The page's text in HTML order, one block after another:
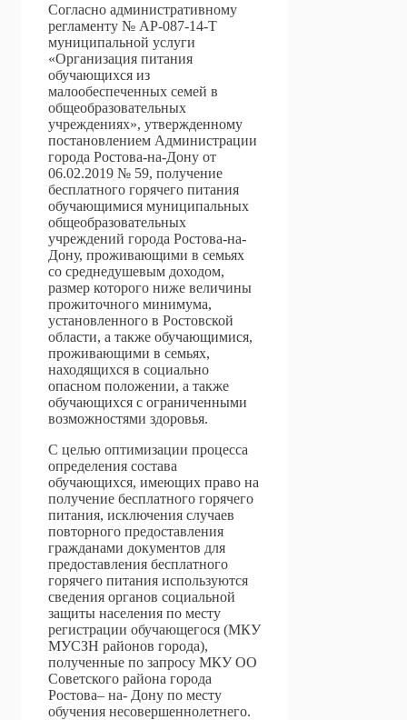
Согласно административному
регламенту № АР-087-14-Т
муниципальной услуги
«Организация питания
обучающихся из
малообеспеченных семей в
общеобразовательных
учреждениях», утвержденному
постановлением Администрации
города Ростова-на-Дону от
06.02.2019 № 59, получение
бесплатного горячего питания
обучающимися муниципальных
общеобразовательных
учреждений города Ростова-на-
Дону, проживающими в семьях
со среднедушевым доходом,
размер которого ниже величины
прожиточного минимума,
установленного в Ростовской
области, а также обучающимися,
проживающими в семьях,
находящихся в социально
опасном положении, а также
обучающихся с ограниченными
возможностями здоровья.
С целью оптимизации процесса
определения состава
обучающихся, имеющих право на
получение бесплатного горячего
питания, исключения случаев
повторного предоставления
гражданами документов для
предоставления бесплатного
горячего питания используются
сведения органов социальной
защиты населения по месту
регистрации обучающегося (МКУ
МУСЗН районов города),
полученные по запросу МКУ ОО
Советского района города
Ростова– на- Дону по месту
обучения несовершеннолетнего.